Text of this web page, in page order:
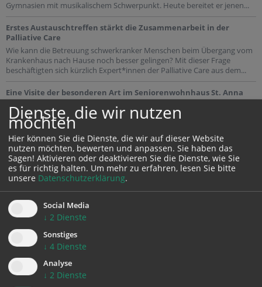
Gymnasien mit musikalischem Schwerpunkt. Heute bereitet er jenen...
Erstes Austauschtreffen stärkt die Zusammenarbeit in der
Palliative Care
Wie kann die Betreuung schwerkranker Menschen beim Übergang vom
Krankenhaus nach Hause noch besser gelingen? Mit dieser Frage
beschäftigten sich kürzlich Expert*innen der Palliative Care aus dem...
Eine Visite der besonderen Art im Seniorenwohnhaus St. Anna
Für viele überraschte Gesichter, herzhaftes Lachen und magische
Momente sorgte am 22. Juli 2026 Dr. Paul Pümpel im Seniorenwohnhaus
St. Anna. Der Clown aus Tirol stattete den Bewohner*innen eine...
SOMMERAUSFLUGSTIPP
Dienste, die wir nutzen
möchten
Hier können Sie die Dienste, die wir auf dieser Website
nutzen möchten, bewerten und anpassen. Sie haben das
Sagen! Aktivieren oder deaktivieren Sie die Dienste, wie Sie
es für richtig halten. Um mehr zu erfahren, lesen Sie bitte
unsere Datenschutzerklärung.
Social Media
↓ 2 Dienste
Sonstiges
↓ 4 Dienste
Analyse
↓ 2 Dienste